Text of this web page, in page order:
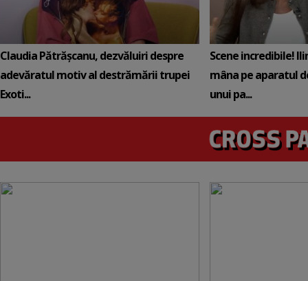
Claudia Pătrășcanu, dezvăluiri despre
adevăratul motiv al destrămării trupei
Exoti...
Scene incredibile!
mâna pe aparatul
unui pa...